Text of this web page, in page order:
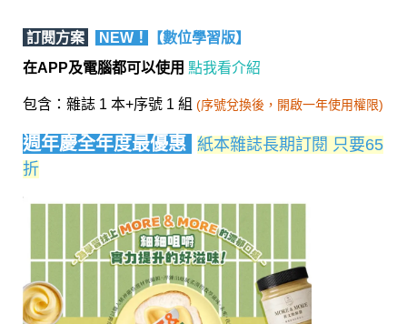
訂閱方案 NEW！ 【數位學習版】
在APP及電腦都可以使用 點我看介紹
包含：雜誌 1 本+序號 1 組 (序號兌換後，開啟一年使用權限)
週年慶全年度最優惠 紙本雜誌長期訂閱 只要65
折